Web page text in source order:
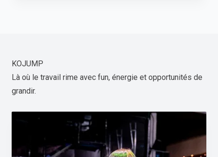
KOJUMP
Là où le travail rime avec fun, énergie et opportunités de
grandir.